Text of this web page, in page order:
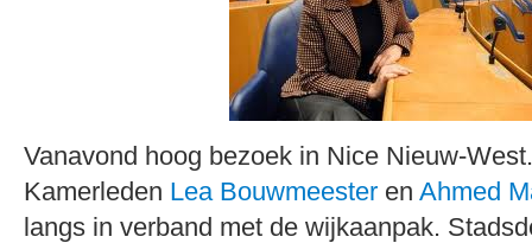
Vanavond hoog bezoek in Nice Nieuw-
Kamerleden Lea Bouwmeester en Ahmed
langs in verband met de wijkaanpak.